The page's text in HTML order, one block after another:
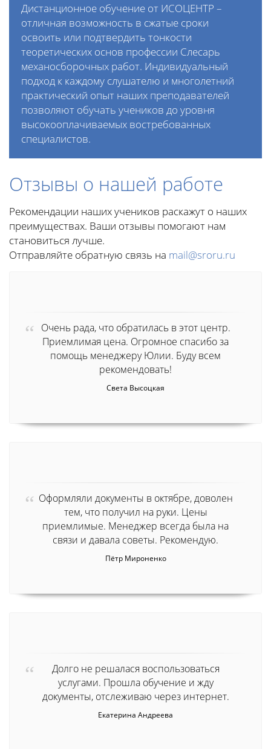
Дистанционное обучение от ИСОЦЕНТР –
отличная возможность в сжатые сроки
освоить или подтвердить тонкости
теоретических основ профессии Слесарь
механосборочных работ. Индивидуальный
подход к каждому слушателю и многолетний
практический опыт наших преподавателей
позволяют обучать учеников до уровня
высокооплачиваемых востребованных
специалистов.
Отзывы о нашей работе
Рекомендации наших учеников раскажут о наших
преимуществах. Ваши отзывы помогают нам
становиться лучше.
Отправляйте обратную связь на mail@sroru.ru
Очень рада, что обратилась в этот центр.
Приемлимая цена. Огромное спасибо за
помощь менеджеру Юлии. Буду всем
рекомендовать!
Света Высоцкая
Оформляли документы в октябре, доволен
тем, что получил на руки. Цены
приемлимые. Менеджер всегда была на
связи и давала советы. Рекомендую.
Пётр Мироненко
Долго не решалася воспользоваться
услугами. Прошла обучение и жду
документы, отслеживаю через интернет.
Екатерина Андреева